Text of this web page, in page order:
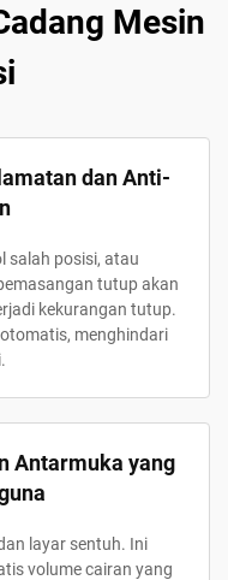
Mesin
dan Anti-
salah posisi, atau
tutup akan
kekurangan tutup.
menghindari
Antarmuka yang
layar sentuh. Ini
volume cairan yang